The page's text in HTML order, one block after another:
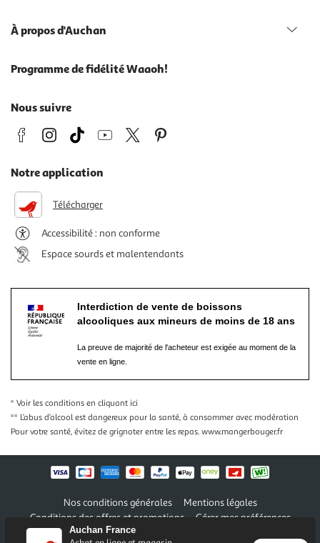
Auchan France
À propos d'Auchan
Programme de fidélité Waaoh!
Nous suivre
Notre application
Télécharger
Accessibilité : non conforme
Espace sourds et malentendants
Interdiction de vente de boissons
alcooliques aux mineurs de moins de 18 ans
La preuve de majorité de l'acheteur est exigée au moment de la
vente en ligne.
* Voir les conditions en cliquant ici
** L’abus d’alcool est dangereux pour la santé, à consommer avec modération
Pour votre santé, évitez de grignoter entre les repas. www.mangerbouger.fr
Nos conditions générales
Mentions légales
Conditions des offres et promotions
Gérer mes préférences
Politique de confidentialité